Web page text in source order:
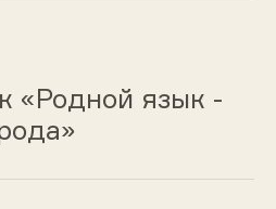
«Родной язык -